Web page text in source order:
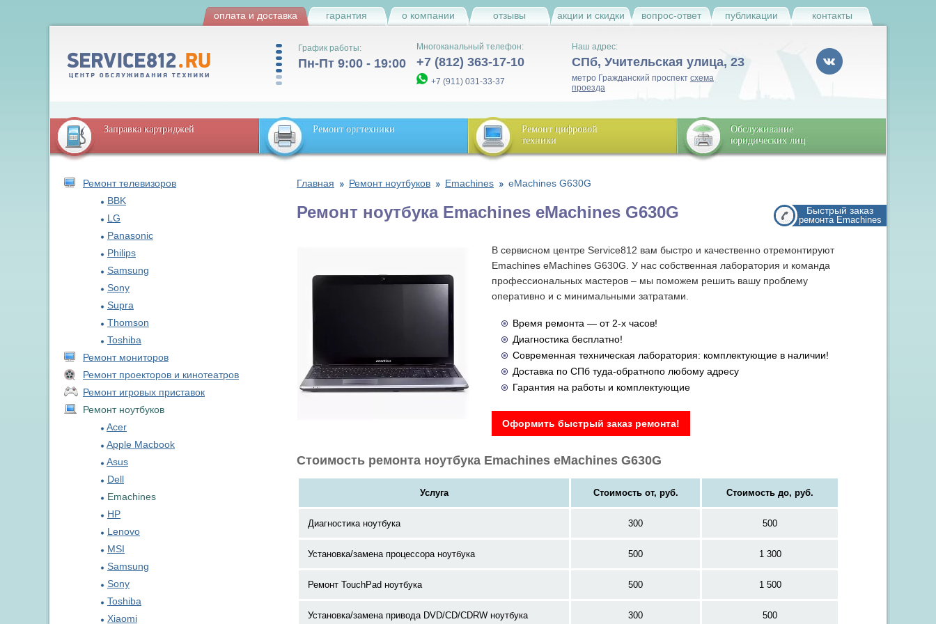
оплата и доставка гарантия о компании отзывы акции и скидки вопрос-ответ публикации контакты
График работы:
Пн-Пт 9:00 - 19:00
Многоканальный телефон:
+7 (812) 363-17-10
+7 (911) 031-33-37
Наш адрес:
СПб, Учительская улица, 23
метро Гражданский проспект схема
проезда
Заправка картриджей Ремонт оргтехники
Ремонт цифровой
техники
Обслуживание
юридических лиц
Ремонт телевизоров
BBK
LG
Panasonic
Philips
Samsung
Sony
Supra
Thomson
Toshiba
Ремонт мониторов
Ремонт проекторов и кинотеатров
Ремонт игровых приставок
Ремонт ноутбуков
Acer
Apple Macbook
Asus
Dell
Emachines
HP
Lenovo
MSI
Samsung
Sony
Toshiba
Xiaomi
Главная Ремонт ноутбуков Emachines eMachines G630G
Ремонт ноутбука Emachines eMachines G630G
В сервисном центре Service812 вам быстро и качественно отремонтируют
Emachines eMachines G630G. У нас собственная лаборатория и команда
профессиональных мастеров – мы поможем решить вашу проблему
оперативно и с минимальными затратами.
Время ремонта — от 2-х часов!
Диагностика бесплатно!
Современная техническая лаборатория: комплектующие в наличии!
Доставка по СПб туда-обратнопо любому адресу
Гарантия на работы и комплектующие
Оформить быстрый заказ ремонта!
Стоимость ремонта ноутбука Emachines eMachines G630G
Услуга Стоимость от, руб. Стоимость до, руб.
Диагностика ноутбука 300 500
Установка/замена процессора ноутбука 500 1 300
Ремонт TouchPad ноутбука 500 1 500
Установка/замена привода DVD/CD/CDRW ноутбука 300 500
Быстрый заказ
ремонта Emachines